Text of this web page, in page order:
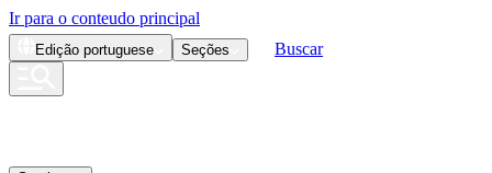
Ir para o conteudo principal
Edição portuguese Seções Buscar